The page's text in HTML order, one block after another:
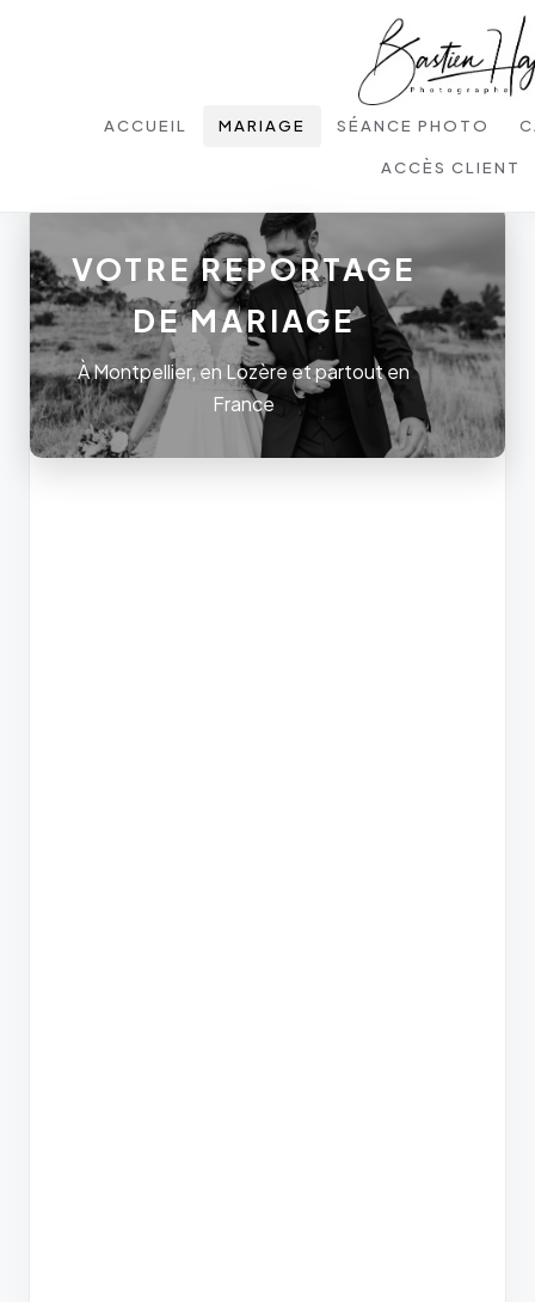
ACCUEIL MARIAGE SÉANCE PHOTO
ACCÈS CLIENT
VOTRE REPORTAGE
DE MARIAGE
À Montpellier, en Lozère et partout en
France